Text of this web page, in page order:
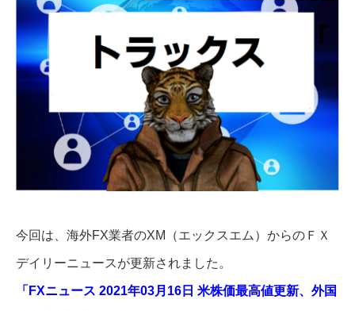
今回は、海外FX業者のXM（エックスエム）からのＦＸ
デイリーニュースが更新されました。
「FXニュース 2021年03月16日 米株価最高値更新、外国